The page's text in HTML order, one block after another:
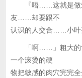
『唔……这就是做
友……却要跟不
认识的人交合……小
「啊……」粗大的龟
一个滚烫的硬
物把敏感的肉穴完完全